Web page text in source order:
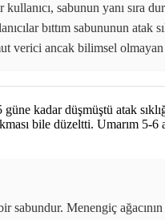
sabunun yanı sıra
bıttım sabununun atak
verici ancak bilimsel
kadar düşmüştü atak
bile düzeltti. Umarım 5-
Menengiç